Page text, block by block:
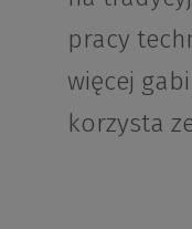
pracy
więcej
korzysta